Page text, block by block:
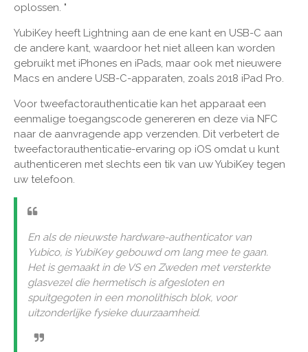
oplossen. "
YubiKey heeft Lightning aan de ene kant en USB-C aan
de andere kant, waardoor het niet alleen kan worden
gebruikt met iPhones en iPads, maar ook met nieuwere
Macs en andere USB-C-apparaten, zoals 2018 iPad Pro.
Voor tweefactorauthenticatie kan het apparaat een
eenmalige toegangscode genereren en deze via NFC
naar de aanvragende app verzenden. Dit verbetert de
tweefactorauthenticatie-ervaring op iOS omdat u kunt
authenticeren met slechts een tik van uw YubiKey tegen
uw telefoon.
En als de nieuwste hardware-authenticator van
Yubico, is YubiKey gebouwd om lang mee te gaan.
Het is gemaakt in de VS en Zweden met versterkte
glasvezel die hermetisch is afgesloten en
spuitgegoten in een monolithisch blok, voor
uitzonderlijke fysieke duurzaamheid.